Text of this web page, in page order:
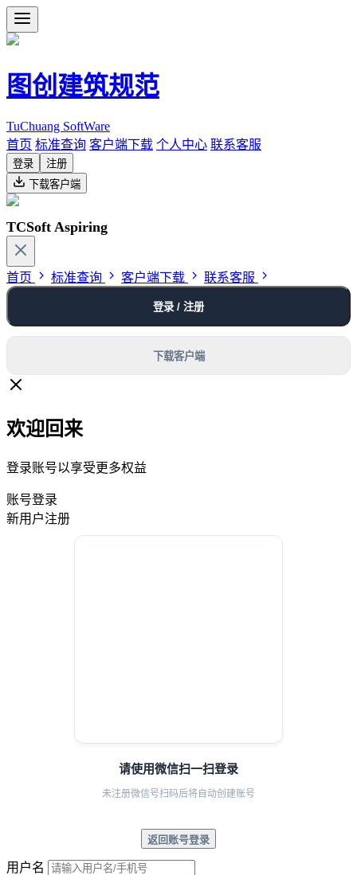
图创建筑规范
TuChuang SoftWare
首页 标准查询 客户端下载 个人中心 联系客服
登录
注册
下载客户端
TCSoft Aspiring
首页 标准查询 客户端下载 联系客服
登录 / 注册
下载客户端
欢迎回来
登录账号以享受更多权益
账号登录
新用户注册
请使用微信扫一扫登录
未注册微信号扫码后将自动创建账号
返回账号登录
用户名